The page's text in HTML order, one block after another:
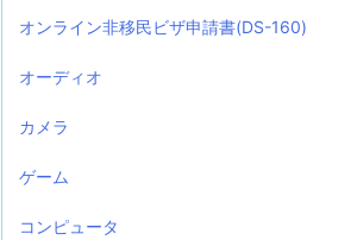
オンライン非移民ビザ申請書(DS-160)
オーディオ
カメラ
ゲーム
コンピュータ